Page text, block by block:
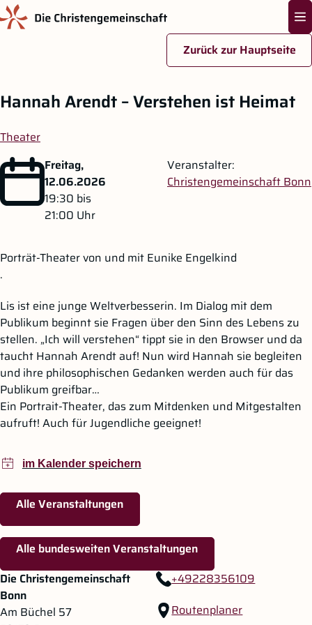
Zurück zur Hauptseite
Hannah Arendt – Verstehen ist Heimat
Theater
Freitag,
12.06.2026
19:30 bis
21:00 Uhr
Veranstalter:
Christengemeinschaft Bonn
Porträt-Theater von und mit Eunike Engelkind
.
Lis ist eine junge Weltverbesserin. Im Dialog mit dem
Publikum beginnt sie Fragen über den Sinn des Lebens zu
stellen. „Ich will verstehen“ tippt sie in den Browser und da
taucht Hannah Arendt auf! Nun wird Hannah sie begleiten
und ihre philosophischen Gedanken werden auch für das
Publikum greifbar…
Ein Portrait-Theater, das zum Mitdenken und Mitgestalten
aufruft! Auch für Jugendliche geeignet!
Alle Veranstaltungen
Alle bundesweiten Veranstaltungen
Zum Hauptinhalt springen
Zur Navigation springen
Die Christengemeinschaft
Bonn
Am Büchel 57
+49228356109
Routenplaner